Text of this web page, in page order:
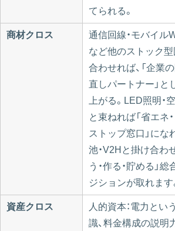
てられる。
商材クロス
通信回線・モバイル
など他のストック
合わせれば、「企業
直しパートナー」と
上がる。LED照明・
と束ねれば「省エネ
ストップ窓口」にな
池・V2Hと掛け合わ
う・作る・貯める」
ジションが取れます
資産クロス
人的資本：電力とい
識、料金構成の説明